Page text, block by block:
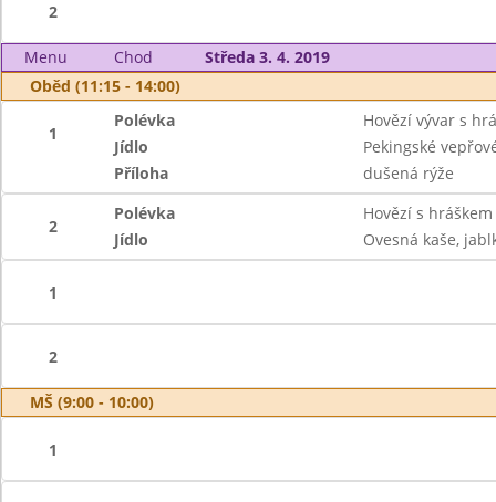
2
Menu Chod
Středa 3. 4. 2019
Oběd (11:15 - 14:00)
1
Polévka
Hovězí vývar s
Jídlo
Pekingské
Příloha
dušená rýže
2
Polévka
Hovězí s
Jídlo
Ovesná kaše,
1
2
MŠ (9:00 - 10:00)
1